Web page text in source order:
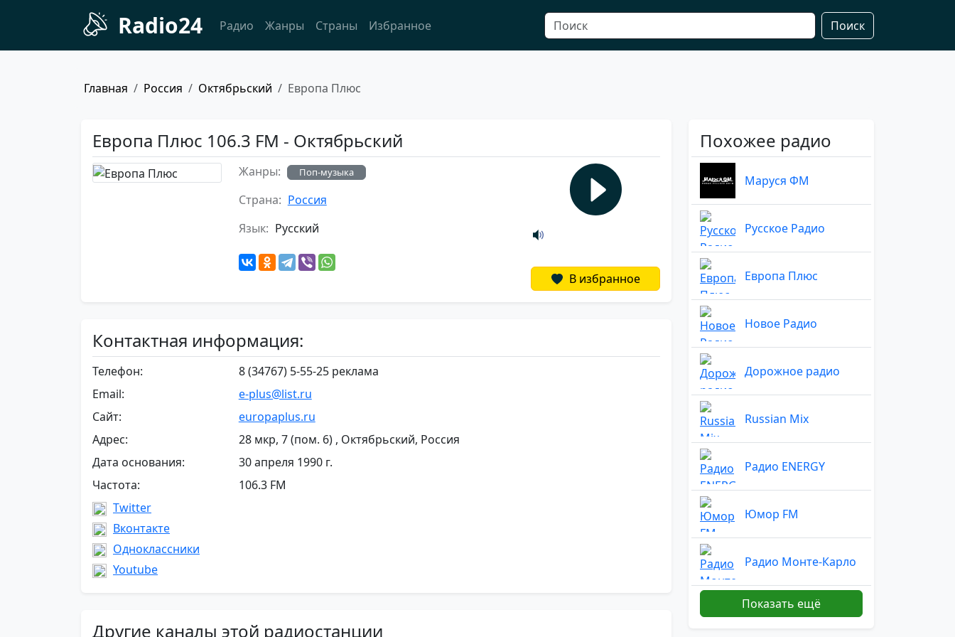
Radio24 Радио Жанры Страны Избранное Поиск
Главная Россия Октябрьский Европа Плюс
Европа Плюс 106.3 FM - Октябрьский
Жанры: Поп-музыка
Страна: Россия
Язык: Русский
В избранное
Контактная информация:
Телефон:
8 (34767) 5-55-25 реклама
Email:
e-plus@list.ru
Сайт:
europaplus.ru
Адрес:
28 мкр, 7 (пом. 6) , Октябрьский, Россия
Дата основания:
30 апреля 1990 г.
Частота:
106.3 FM
Twitter
Вконтакте
Одноклассники
Youtube
Другие каналы этой радиостанции
Похожее радио
Маруся ФМ
Русское Радио
Европа Плюс
Новое Радио
Дорожное радио
Russian Mix
Радио ENERGY
Юмор FM
Радио Монте-Карло
Радио Маяк
Показать ещё